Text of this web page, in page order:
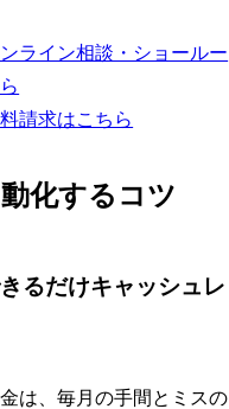
ライン相談・ショールー
請求はこちら
化するコツ
るだけキャッシュレ
は、毎月の手間とミスの